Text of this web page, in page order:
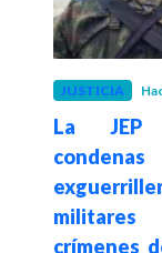
JUSTICIA
La JEP
crímenes